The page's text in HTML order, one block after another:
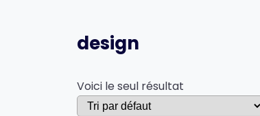
design
Voici le seul résultat